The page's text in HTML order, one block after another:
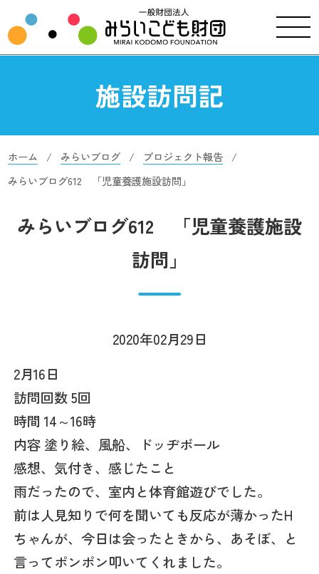
施設訪問記
ホーム みらいブログ
プロジェクト報告
みらいブログ612 「児童養護施設訪問」
みらいブログ612 「児童養護施設
訪問」
2020年02月29日
2月16日
訪問回数 5回
時間 14～16時
内容 塗り絵、風船、ドッヂボール
感想、気付き、感じたこと
雨だったので、室内と体育館遊びでした。
前は人見知りで何を聞いても反応が薄かったH
ちゃんが、今日は会ったときから、あそぼ、と
言ってポンポン叩いてくれました。